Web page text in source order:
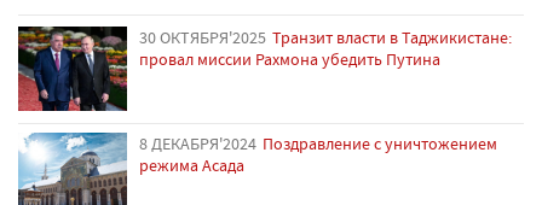
30 ОКТЯБРЯ'2025 Транзит власти в Таджикистане:
провал миссии Рахмона убедить Путина
8 ДЕКАБРЯ'2024 Поздравление с уничтожением
режима Асада